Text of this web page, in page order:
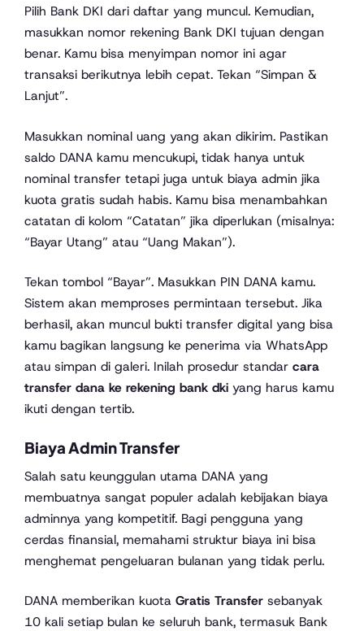
Pilih Bank DKI dari daftar yang muncul. Kemudian,
masukkan nomor rekening Bank DKI tujuan dengan
benar. Kamu bisa menyimpan nomor ini agar
transaksi berikutnya lebih cepat. Tekan “Simpan &
Lanjut”.
Masukkan nominal uang yang akan dikirim. Pastikan
saldo DANA kamu mencukupi, tidak hanya untuk
nominal transfer tetapi juga untuk biaya admin jika
kuota gratis sudah habis. Kamu bisa menambahkan
catatan di kolom “Catatan” jika diperlukan (misalnya:
“Bayar Utang” atau “Uang Makan”).
Tekan tombol “Bayar”. Masukkan PIN DANA kamu.
Sistem akan memproses permintaan tersebut. Jika
berhasil, akan muncul bukti transfer digital yang bisa
kamu bagikan langsung ke penerima via WhatsApp
atau simpan di galeri. Inilah prosedur standar cara
transfer dana ke rekening bank dki yang harus kamu
ikuti dengan tertib.
Biaya Admin Transfer
Salah satu keunggulan utama DANA yang
membuatnya sangat populer adalah kebijakan biaya
adminnya yang kompetitif. Bagi pengguna yang
cerdas finansial, memahami struktur biaya ini bisa
menghemat pengeluaran bulanan yang tidak perlu.
DANA memberikan kuota Gratis Transfer sebanyak
10 kali setiap bulan ke seluruh bank, termasuk Bank